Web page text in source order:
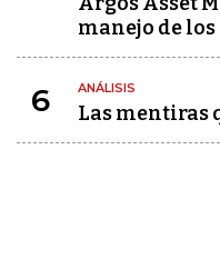
manejo de
6 ANÁLISIS
Las mentiras